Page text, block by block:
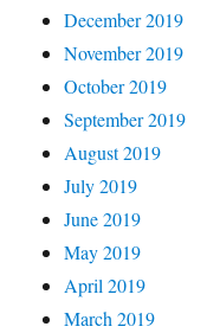
December 2019
November 2019
October 2019
September 2019
August 2019
July 2019
June 2019
May 2019
April 2019
March 2019